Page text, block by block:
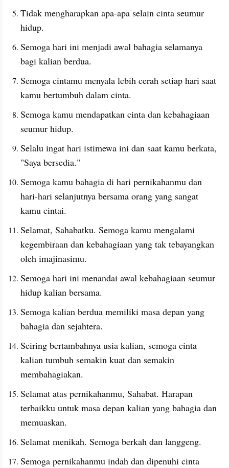
Tidak mengharapkan apa-apa selain cinta seumur
hidup.
Semoga hari ini menjadi awal bahagia selamanya
bagi kalian berdua.
Semoga cintamu menyala lebih cerah setiap hari saat
kamu bertumbuh dalam cinta.
Semoga kamu mendapatkan cinta dan kebahagiaan
seumur hidup.
Selalu ingat hari istimewa ini dan saat kamu berkata,
"Saya bersedia."
Semoga kamu bahagia di hari pernikahanmu dan
hari-hari selanjutnya bersama orang yang sangat
kamu cintai.
Selamat, Sahabatku. Semoga kamu mengalami
kegembiraan dan kebahagiaan yang tak tebayangkan
oleh imajinasimu.
Semoga hari ini menandai awal kebahagiaan seumur
hidup kalian bersama.
Semoga kalian berdua memiliki masa depan yang
bahagia dan sejahtera.
Seiring bertambahnya usia kalian, semoga cinta
kalian tumbuh semakin kuat dan semakin
membahagiakan.
Selamat atas pernikahanmu, Sahabat. Harapan
terbaikku untuk masa depan kalian yang bahagia dan
memuaskan.
Selamat menikah. Semoga berkah dan langgeng.
Semoga pernikahanmu indah dan dipenuhi cinta